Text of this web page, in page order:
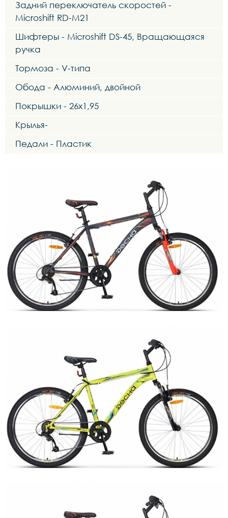
Задний переключатель скоростей -
Microshift RD-M21
Шифтеры - Microshift DS-45, Вращающаяся
ручка
Тормоза - V-типа
Обода - Алюминий, двойной
Покрышки - 26х1,95
Крылья-
Педали - Пластик